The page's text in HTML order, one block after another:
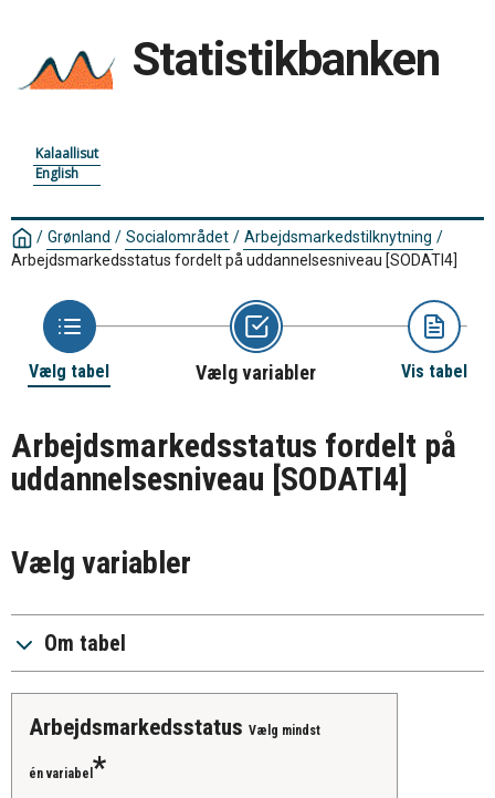
Statistikbanken
Kalaallisut
English
/ Grønland / Socialområdet / Arbejdsmarkedstilknytning /
Arbejdsmarkedsstatus fordelt på uddannelsesniveau [SODATI4]
Vælg tabel Vælg variabler Vis tabel
Arbejdsmarkedsstatus fordelt på
uddannelsesniveau [SODATI4]
Vælg variabler
Om tabel
arbejdsmarkedsstatus Vælg mindst
én variabel